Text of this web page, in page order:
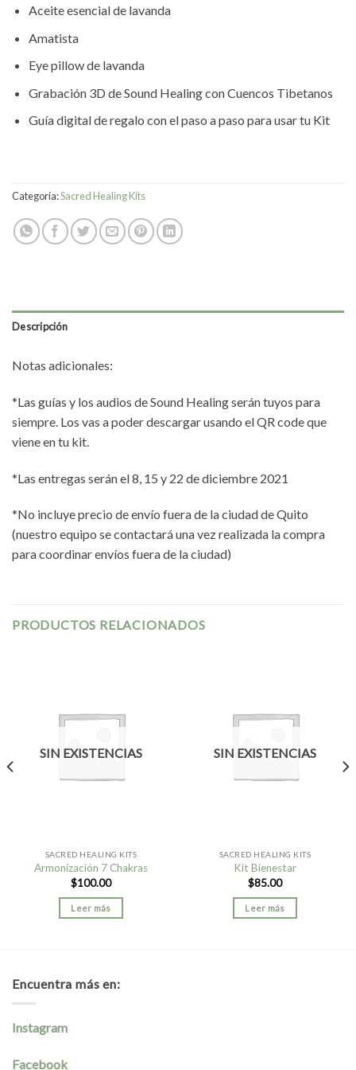
Aceite esencial de lavanda
Amatista
Eye pillow de lavanda
Grabación 3D de Sound Healing con Cuencos Tibetanos
Guía digital de regalo con el paso a paso para usar tu Kit
Categoría:Sacred Healing Kits
Descripción
Notas adicionales:
*Las guías y los audios de Sound Healing serán tuyos para
siempre. Los vas a poder descargar usando el QR code que
viene en tu kit.
*Las entregas serán el 8, 15 y 22 de diciembre 2021
*No incluye precio de envío fuera de la ciudad de Quito
(nuestro equipo se contactará una vez realizada la compra
para coordinar envíos fuera de la ciudad)
PRODUCTOS RELACIONADOS
SIN EXISTENCIAS
SACRED HEALING KITS
Armonización 7 Chakras
$100.00
Leer más
SIN EXISTENCIAS
SACRED HEALING KITS
Kit Bienestar
$85.00
Leer más
Encuentra más en:
Instagram
Facebook